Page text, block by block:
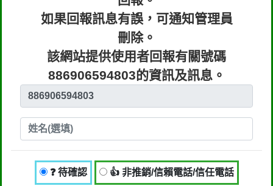
回報內容：資訊等待確認中
行業/類型： 其他
回報時間：2020-11-29 23:40:40
如果回報訊息有誤，可通知管理員
刪除。
該網站提供使用者回報有關號碼
886906594803的資訊及訊息。
❓ 待確認 👍 非推銷/信賴電話/信任電話